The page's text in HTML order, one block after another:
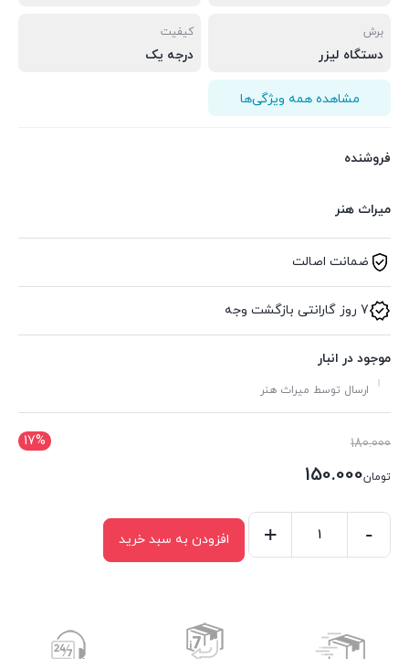
برش
دستگاه لیزر
کیفیت
درجه یک
مشاهده همه ویژگی‌ها
فروشنده
میراث هنر
ضمانت اصالت
7 روز گارانتی بازگشت وجه
موجود در انبار
ارسال توسط میراث هنر
17% 180.000قیمت
اصلی:
تومان150.000
فعلی:
تومان150.000.
-
+ افزودن به سبد خرید